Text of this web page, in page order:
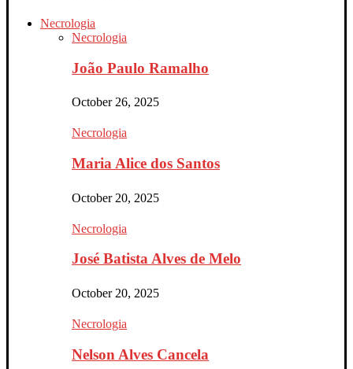
Necrologia
Necrologia
João Paulo Ramalho
October 26, 2025
Necrologia
Maria Alice dos Santos
October 20, 2025
Necrologia
José Batista Alves de Melo
October 20, 2025
Necrologia
Nelson Alves Cancela